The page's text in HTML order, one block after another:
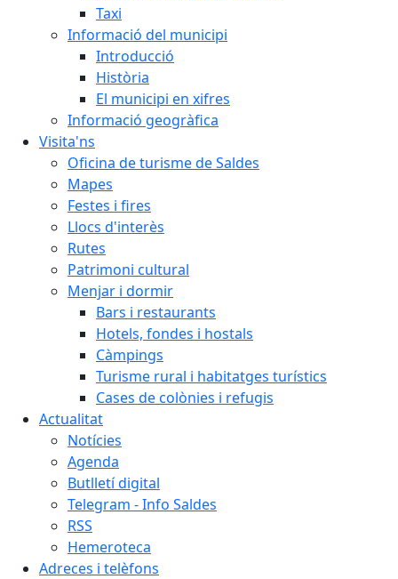
Taxi
Informació del municipi
Introducció
Història
El municipi en xifres
Informació geogràfica
Visita'ns
Oficina de turisme de Saldes
Mapes
Festes i fires
Llocs d'interès
Rutes
Patrimoni cultural
Menjar i dormir
Bars i restaurants
Hotels, fondes i hostals
Càmpings
Turisme rural i habitatges turístics
Cases de colònies i refugis
Actualitat
Notícies
Agenda
Butlletí digital
Telegram - Info Saldes
RSS
Hemeroteca
Adreces i telèfons